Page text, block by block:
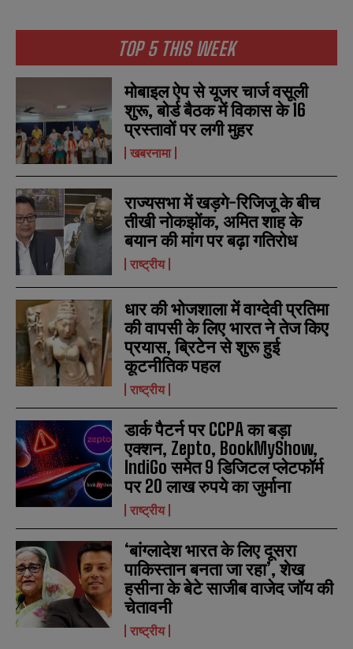
N
a
m
e
*
E
m
a
i
l
*
N
u
m
r
s
SUBMIT
N
a
m
e
*
E
m
a
i
l
*
N
u
m
r
s
SUBMIT
TOP 5 THIS WEEK
मोबाइल ऐप से यूजर चार्ज वसूली
शुरू, बोर्ड बैठक में विकास के 16
प्रस्तावों पर लगी मुहर
खबरनामा
राज्यसभा में खड़गे-रिजिजू के बीच
तीखी नोकझोंक, अमित शाह के
बयान की मांग पर बढ़ा गतिरोध
राष्ट्रीय
धार की भोजशाला में वाग्देवी प्रतिमा
की वापसी के लिए भारत ने तेज किए
प्रयास, ब्रिटेन से शुरू हुई
कूटनीतिक पहल
राष्ट्रीय
डार्क पैटर्न पर CCPA का बड़ा
एक्शन, Zepto, BookMyShow,
IndiGo समेत 9 डिजिटल प्लेटफॉर्म
पर 20 लाख रुपये का जुर्माना
राष्ट्रीय
‘बांग्लादेश भारत के लिए दूसरा
पाकिस्तान बनता जा रहा’, शेख
हसीना के बेटे साजीब वाजेद जॉय की
चेतावनी
राष्ट्रीय